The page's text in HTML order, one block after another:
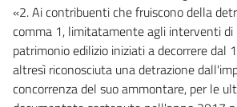
«2. Ai contribuenti che fruiscono della
comma 1, limitatamente agli interventi di
patrimonio edilizio iniziati a decorrere dal
altresì riconosciuta una detrazione
concorrenza del suo ammontare, per le